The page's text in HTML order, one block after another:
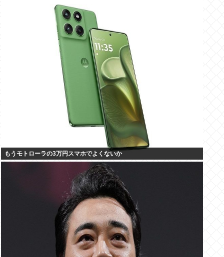
もうモトローラの3万円スマホでよくないか